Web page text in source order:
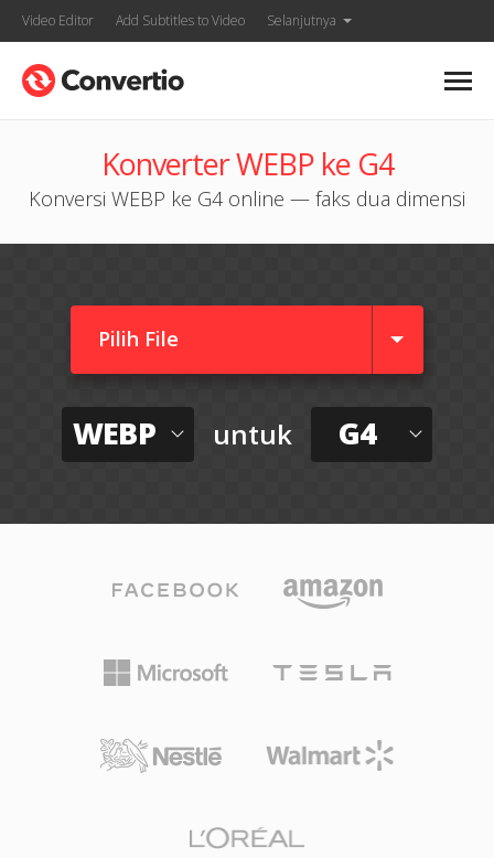
Video Editor Add Subtitles to Video Selanjutnya
Konverter WEBP ke G4
Konversi WEBP ke G4 online — faks dua dimensi
Pilih File
WEBP untuk G4